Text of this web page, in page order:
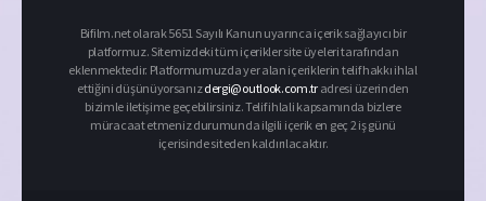
Bifilm.net olarak 5651 Sayılı Kanun uyarınca içerik sağlayıcı bir
platformuz. Sitemizdeki tüm içerikler site üyeleri tarafından
eklenmektedir. Platformumuzda yer alan içeriklerin telif hakkı ihlal
ettiğini düşünüyorsanızdergi@outlook.com.tr adresi üzerinden
bizimle iletişime geçebilirsiniz. Telif ihlali kapsamında bizlere
müracaat etmeniz durumunda ilgili içerik en geç 2 iş günü
içerisinde siteden kaldırılacaktır.